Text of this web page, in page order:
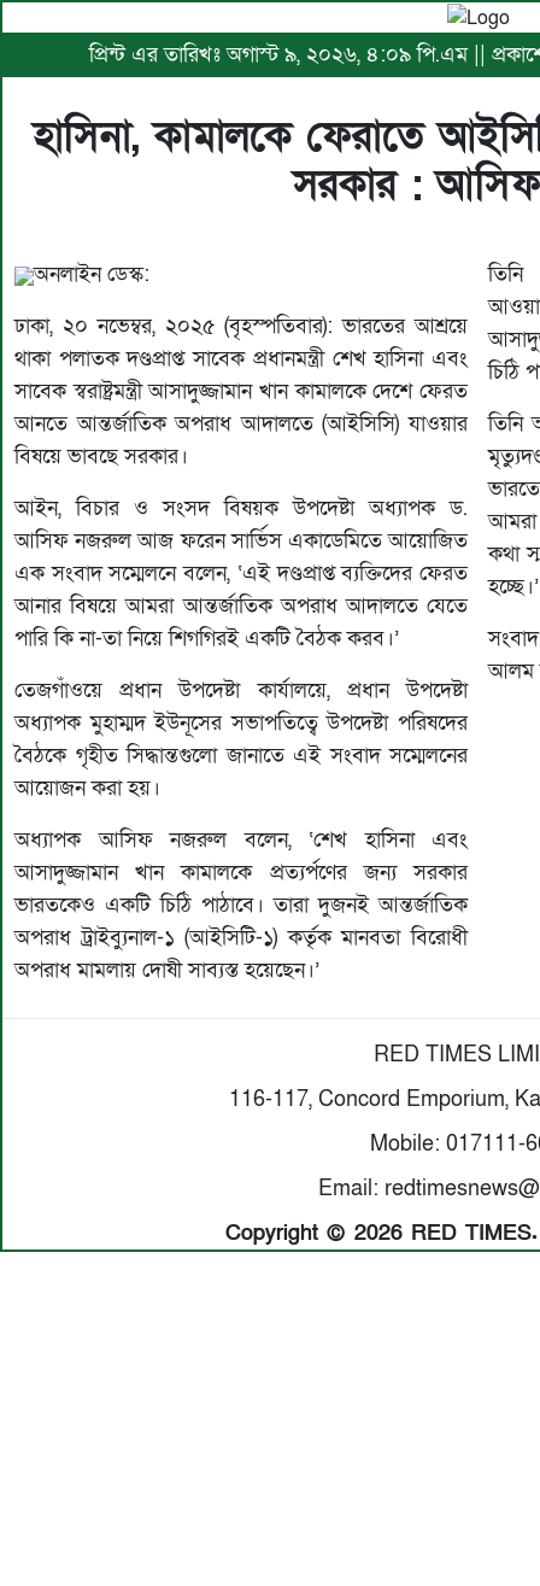
প্রিন্ট এর তারিখঃ অগাস্ট ৯, ২০২৬, ৪:০৯ পি.এম ||
হাসিনা, কামালকে ফেরাতে
সরকার :
অনলাইন ডেস্ক:
ঢাকা, ২০ নভেম্বর, ২০২৫ (বৃহস্পতিবার): ভারতের আশ্রয়ে
থাকা পলাতক দণ্ডপ্রাপ্ত সাবেক প্রধানমন্ত্রী শেখ হাসিনা এবং
সাবেক স্বরাষ্ট্রমন্ত্রী আসাদুজ্জামান খান কামালকে দেশে ফেরত
আনতে আন্তর্জাতিক অপরাধ আদালতে (আইসিসি) যাওয়ার
বিষয়ে ভাবছে সরকার।
আইন, বিচার ও সংসদ বিষয়ক উপদেষ্টা অধ্যাপক ড.
আসিফ নজরুল আজ ফরেন সার্ভিস একাডেমিতে আয়োজিত
এক সংবাদ সম্মেলনে বলেন, ‘এই দণ্ডপ্রাপ্ত ব্যক্তিদের ফেরত
আনার বিষয়ে আমরা আন্তর্জাতিক অপরাধ আদালতে যেতে
পারি কি না-তা নিয়ে শিগগিরই একটি বৈঠক করব।’
তেজগাঁওয়ে প্রধান উপদেষ্টা কার্যালয়ে, প্রধান উপদেষ্টা
অধ্যাপক মুহাম্মদ ইউনূসের সভাপতিত্বে উপদেষ্টা পরিষদের
বৈঠকে গৃহীত সিদ্ধান্তগুলো জানাতে এই সংবাদ সম্মেলনের
আয়োজন করা হয়।
অধ্যাপক আসিফ নজরুল বলেন, ‘শেখ হাসিনা এবং
আসাদুজ্জামান খান কামালকে প্রত্যর্পণের জন্য সরকার
ভারতকেও একটি চিঠি পাঠাবে। তারা দুজনই আন্তর্জাতিক
অপরাধ ট্রাইব্যুনাল-১ (আইসিটি-১) কর্তৃক মানবতা বিরোধী
অপরাধ মামলায় দোষী সাব্যস্ত হয়েছেন।’
তিনি
চিঠি
তিনি
আমরা
কথা
হচ্ছে।’
আলম
RED TIMES
116-117, Concord Emporium,
Mobile: 017111-
Email:
Copyright © 2026 RED